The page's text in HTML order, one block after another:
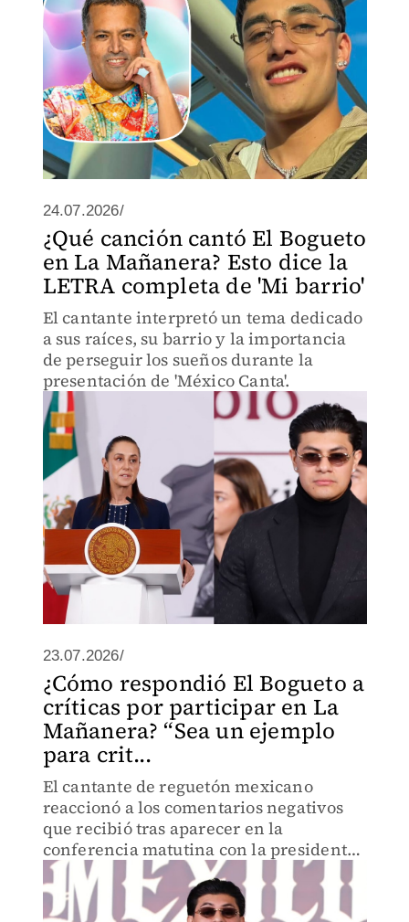
24.07.2026/
¿Qué canción cantó El Bogueto
en La Mañanera? Esto dice la
LETRA completa de 'Mi barrio'
El cantante interpretó un tema dedicado
a sus raíces, su barrio y la importancia
de perseguir los sueños durante la
presentación de 'México Canta'.
23.07.2026/
¿Cómo respondió El Bogueto a
críticas por participar en La
Mañanera? “Sea un ejemplo
para crit...
El cantante de reguetón mexicano
reaccionó a los comentarios negativos
que recibió tras aparecer en la
conferencia matutina con la presidenta
Claudia Sheinbaum.